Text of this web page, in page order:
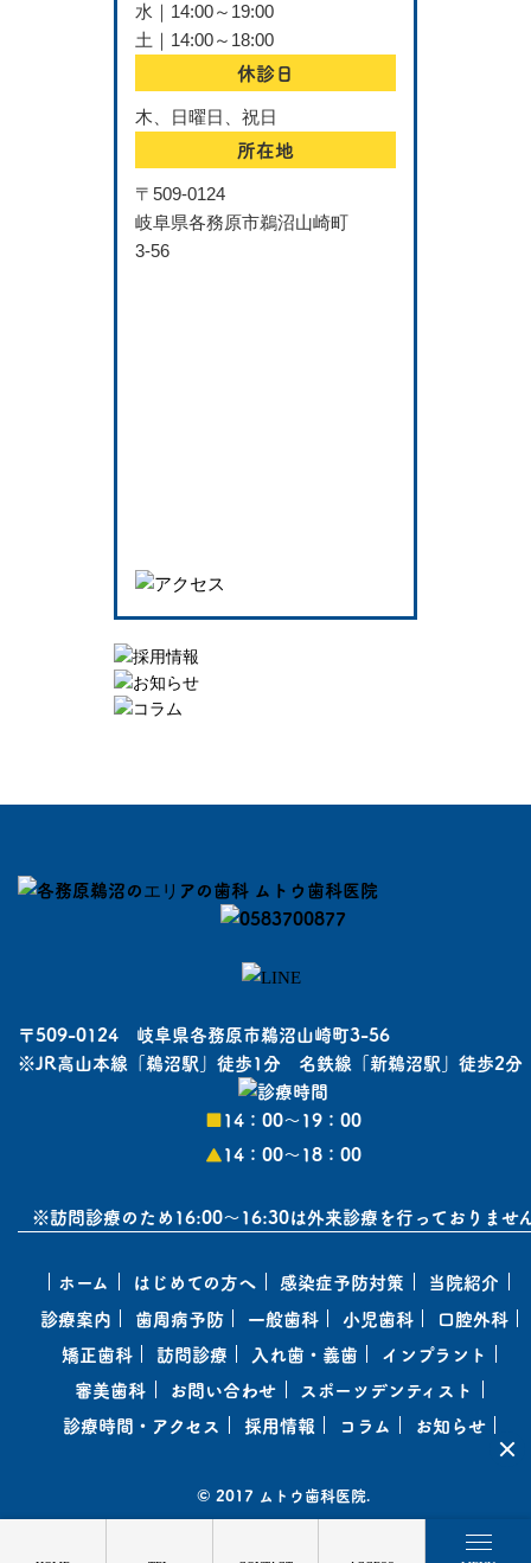
水｜14:00～19:00
土｜14:00～18:00
休診日
木、日曜日、祝日
所在地
〒509-0124
岐阜県各務原市鵜沼山崎町
3-56
〒509-0124 岐阜県各務原市鵜沼山崎町3-56
※JR高山本線「鵜沼駅」徒歩1分 名鉄線「新鵜沼駅」徒歩2分
■14：00〜19：00
▲14：00〜18：00
※訪問診療のため16:00～16:30は外来診療を行っておりませ
ホーム はじめての方へ 感染症予防対策
当院紹介
診療案内
歯周病予防 一般歯科 小児歯科
口腔外科
矯正歯科
訪問診療 入れ歯・義歯
インプラント
審美歯科
お問い合わせ
スポーツデンティスト
診療時間・アクセス
採用情報 コラム お知らせ
© 2017 ムトウ歯科医院.